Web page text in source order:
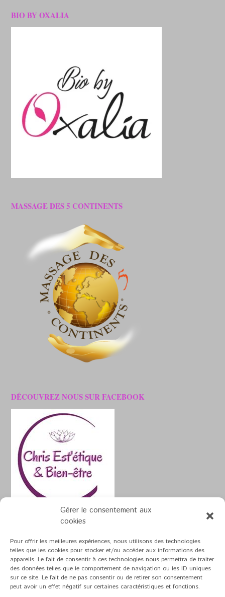
Gérer le consentement aux
cookies
Pour offrir les meilleures expériences, nous utilisons des technologies
telles que les cookies pour stocker et/ou accéder aux informations des
appareils. Le fait de consentir à ces technologies nous permettra de traiter
des données telles que le comportement de navigation ou les ID uniques
sur ce site. Le fait de ne pas consentir ou de retirer son consentement
peut avoir un effet négatif sur certaines caractéristiques et fonctions.
BIO BY OXALIA
MASSAGE DES 5 CONTINENTS
DÉCOUVREZ NOUS SUR FACEBOOK
Theme byOut the Box
Mentions Légales